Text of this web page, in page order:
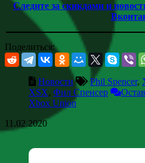
Следите за скикдами и
Поделиться:
Новости Phil Spencer,
XSX, Фил Спенсер
Xbox Union
11.02.2020